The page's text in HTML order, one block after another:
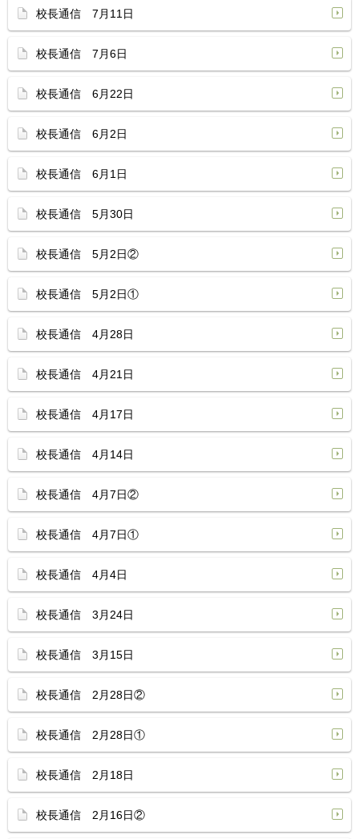
校長通信 7月11日
校長通信 7月6日
校長通信 6月22日
校長通信 6月2日
校長通信 6月1日
校長通信 5月30日
校長通信 5月2日②
校長通信 5月2日①
校長通信 4月28日
校長通信 4月21日
校長通信 4月17日
校長通信 4月14日
校長通信 4月7日②
校長通信 4月7日①
校長通信 4月4日
校長通信 3月24日
校長通信 3月15日
校長通信 2月28日②
校長通信 2月28日①
校長通信 2月18日
校長通信 2月16日②